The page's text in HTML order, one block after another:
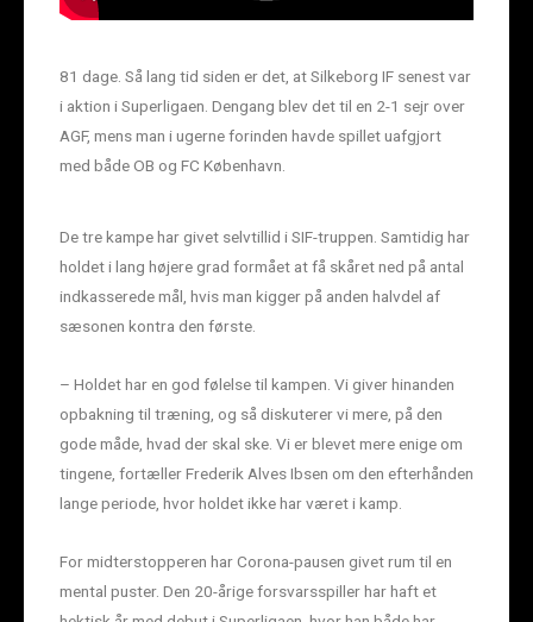
81 dage. Så lang tid siden er det, at Silkeborg IF senest var
i aktion i Superligaen. Dengang blev det til en 2-1 sejr over
AGF, mens man i ugerne forinden havde spillet uafgjort
med både OB og FC København.
De tre kampe har givet selvtillid i SIF-truppen. Samtidig har
holdet i lang højere grad formået at få skåret ned på antal
indkasserede mål, hvis man kigger på anden halvdel af
sæsonen kontra den første.
– Holdet har en god følelse til kampen. Vi giver hinanden
opbakning til træning, og så diskuterer vi mere, på den
gode måde, hvad der skal ske. Vi er blevet mere enige om
tingene, fortæller Frederik Alves Ibsen om den efterhånden
lange periode, hvor holdet ikke har været i kamp.
For midterstopperen har Corona-pausen givet rum til en
mental puster. Den 20-årige forsvarsspiller har haft et